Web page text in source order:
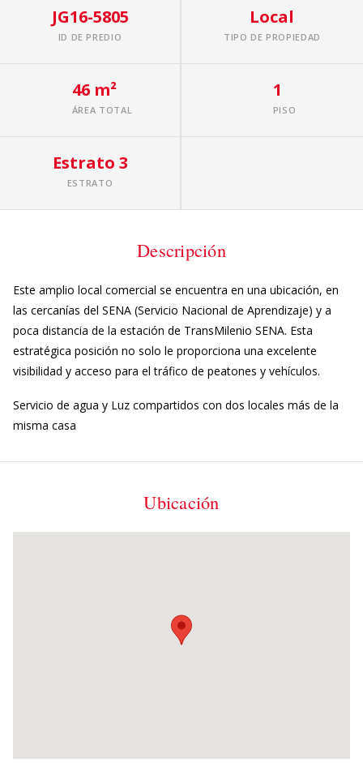
JG16-5805
ID DE PREDIO
Local
TIPO DE PROPIEDAD
46 m²
ÁREA TOTAL
1
PISO
Estrato 3
ESTRATO
Descripción
Este amplio local comercial se encuentra en una ubicación, en
las cercanías del SENA (Servicio Nacional de Aprendizaje) y a
poca distancia de la estación de TransMilenio SENA. Esta
estratégica posición no solo le proporciona una excelente
visibilidad y acceso para el tráfico de peatones y vehículos.
Servicio de agua y Luz compartidos con dos locales más de la
misma casa
Ubicación